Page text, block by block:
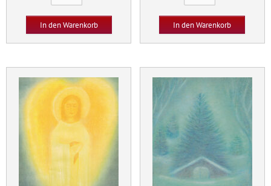
Menge
In den Warenkorb
Menge
In den Warenkorb